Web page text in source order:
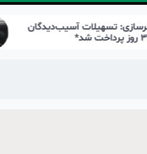
آسیب‌دیدگان